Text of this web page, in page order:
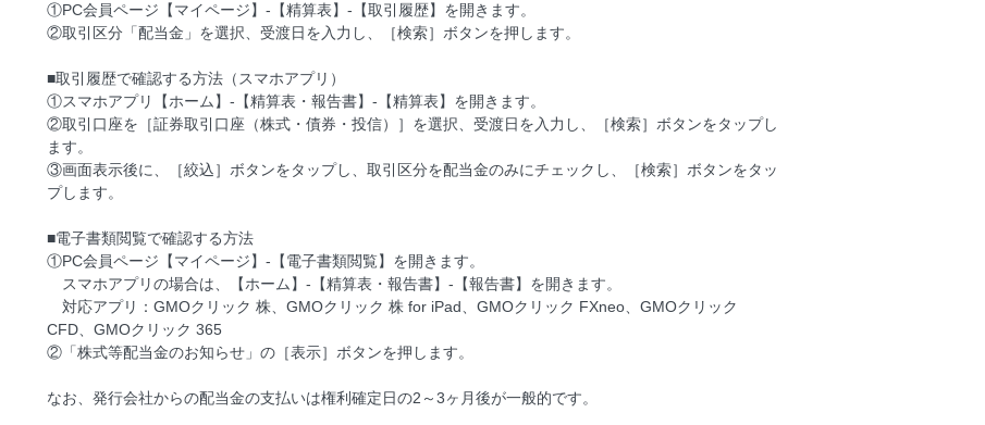
①PC会員ページ【マイページ】-【精算表】-【取引履歴】を開きます。
②取引区分「配当金」を選択、受渡日を入力し、［検索］ボタンを押します。
■取引履歴で確認する方法（スマホアプリ）
①スマホアプリ【ホーム】-【精算表・報告書】-【精算表】を開きます。
②取引口座を［証券取引口座（株式・債券・投信）］を選択、受渡日を入力し、［検索］ボタンをタップし
ます。
③画面表示後に、［絞込］ボタンをタップし、取引区分を配当金のみにチェックし、［検索］ボタンをタッ
プします。
■電子書類閲覧で確認する方法
①PC会員ページ【マイページ】-【電子書類閲覧】を開きます。
スマホアプリの場合は、【ホーム】-【精算表・報告書】-【報告書】を開きます。
対応アプリ：GMOクリック 株、GMOクリック 株 for iPad、GMOクリック FXneo、GMOクリック
CFD、GMOクリック 365
②「株式等配当金のお知らせ」の［表示］ボタンを押します。
なお、発行会社からの配当金の支払いは権利確定日の2～3ヶ月後が一般的です。